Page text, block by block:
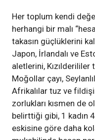
Her toplum kendi
herhangi bir malı
takasın güçlüklerini
Japon, İrlandalı ve
aletlerini,
Moğollar çayı,
Afrikalılar tuz ve
zorlukları kısmen de
belirttiği gibi, 1 kadın 4
eskisine göre daha